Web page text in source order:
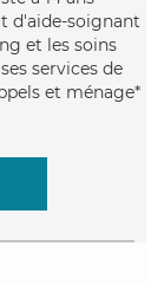
d'aide-soignant
et les soins
services de
et ménage*